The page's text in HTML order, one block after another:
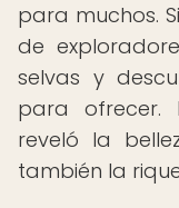
para muchos.
de
selvas y
para ofrecer.
reveló la
también la